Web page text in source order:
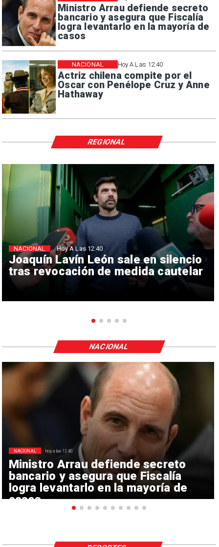
Ministro Arrau defiende secreto
bancario y asegura que Fiscalía
logra levantarlo en la mayoría de
casos
Hoy A Las 12:40
Actriz chilena compite por el
Oscar con Penélope Cruz y Anne
Hathaway
NACIONAL
Joaquín Lavín León sale en silencio
tras revocación de medida cautelar
NACIONAL Hoy A Las 12:40
REGIONAL
Ministro Arrau defiende secreto
bancario y asegura que Fiscalía
logra levantarlo en la mayoría de
casos
NACIONAL hoy a las 12:40
NACIONAL